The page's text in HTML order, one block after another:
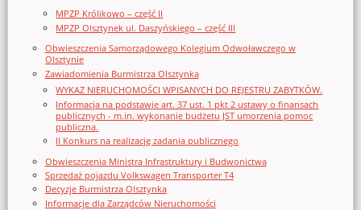
MPZP Królikowo – część II
MPZP Olsztynek ul. Daszyńskiego – część III
Obwieszczenia Samorządowego Kolegium Odwoławczego w
Olsztynie
Zawiadomienia Burmistrza Olsztynka
WYKAZ NIERUCHOMOŚCI WPISANYCH DO REJESTRU ZABYTKÓW.
Informacja na podstawie art. 37 ust. 1 pkt 2 ustawy o finansach
publicznych - m.in. wykonanie budżetu JST umorzenia pomoc
publiczna.
II Konkurs na realizację zadania publicznego
Obwieszczenia Ministra Infrastruktury i Budwonictwa
Sprzedaż pojazdu Volkswagen Transporter T4
Decyzje Burmistrza Olsztynka
Informacje dla Zarządców Nieruchomości